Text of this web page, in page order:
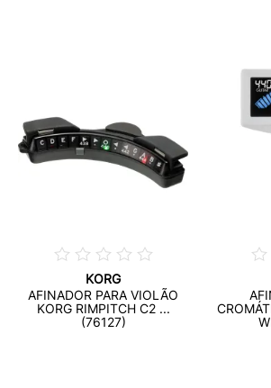
KORG
AFINADOR PARA VIOLÃO
KORG RIMPITCH C2 ...
(76127)